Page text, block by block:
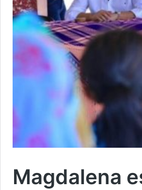
Magdalena